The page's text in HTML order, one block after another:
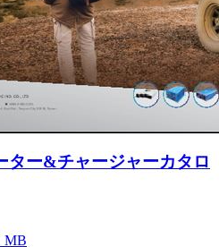
ター&チャージャーカタロ
MB